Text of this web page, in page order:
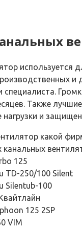
используется
и
Также
нагрузки и
какой
125
TD-250/100 Silent
Silentub-100
125 2SP
VIM